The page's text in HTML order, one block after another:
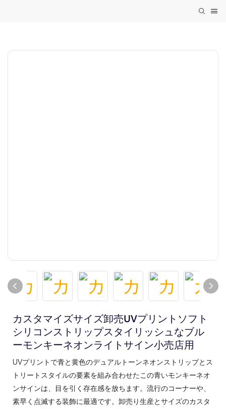
カスタマイズサイズ卸売UVプリントソフト
シリコンストリップスタイリッシュなブル
ーモンキーネオンライトサイン小売店用
UVプリントで青と黄色のデュアルトーンネオンストリップとス
トリートスタイルの要素を組み合わせたこの青いモンキーネオ
ンサインは、目を引く存在感を放ちます。流行のコーナーや、
素早く点滅する装飾に最適です。卸売り生産とサイズのカスタ